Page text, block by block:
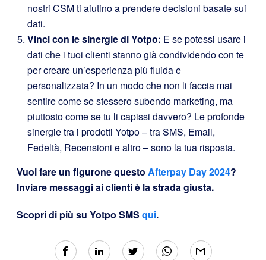
nostri CSM ti aiutino a prendere decisioni basate sui
dati.
Vinci con le sinergie di Yotpo: E se potessi usare i
dati che i tuoi clienti stanno già condividendo con te
per creare un’esperienza più fluida e
personalizzata? In un modo che non li faccia mai
sentire come se stessero subendo marketing, ma
piuttosto come se tu li capissi davvero? Le profonde
sinergie tra i prodotti Yotpo – tra SMS, Email,
Fedeltà, Recensioni e altro – sono la tua risposta.
Vuoi fare un figurone questo Afterpay Day 2024?
Inviare messaggi ai clienti è la strada giusta.
Scopri di più su Yotpo SMS qui.